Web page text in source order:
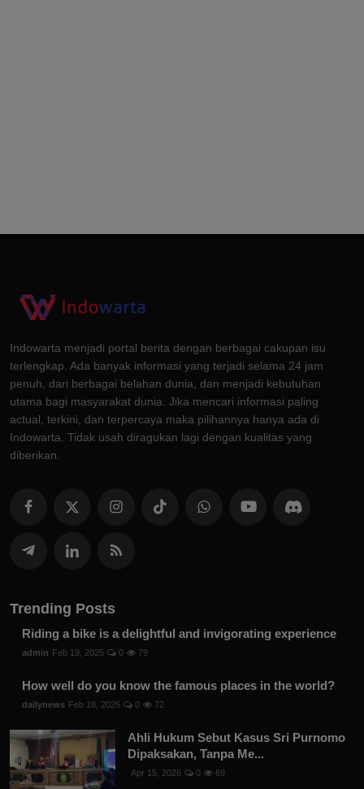
Indowarta menjadi portal berita dengan berbagai cakupan isu
terlengkap. Ada banyak informasi yang terjadi selama 24 jam
penuh, dari berbagai belahan dunia, dan menjadi kebutuhan
utama bagi masyarakat dunia. Jika mencari informasi paling
actual, terkini, dan terpercaya maka pilihannya hanya ada di
Indowarta. Tidak usah diragukan lagi dengan kualitas yang
diberikan.
Trending Posts
Riding a bike is a delightful and invigorating experience
admin Feb 19, 2025 0 79
How well do you know the famous places in the world?
dailynews Feb 18, 2025 0 72
Ahli Hukum Sebut Kasus Sri Purnomo
Dipaksakan, Tanpa Me...
Apr 15, 2026 0 69